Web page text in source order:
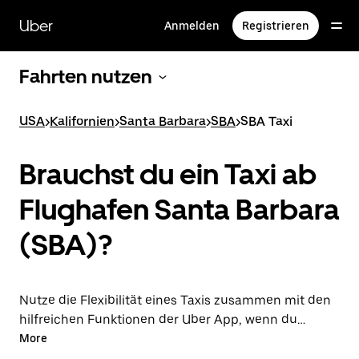
zum
Hauptinhalt
Uber Anmelden Registrieren
Fahrten nutzen
USA>Kalifornien>Santa Barbara>SBA>SBA Taxi
Brauchst du ein Taxi ab
Flughafen Santa Barbara
(SBA)?
Nutze die Flexibilität eines Taxis zusammen mit den
hilfreichen Funktionen der Uber App, wenn du
stattdessen eine Fahrt über die Uber App zum oder
More